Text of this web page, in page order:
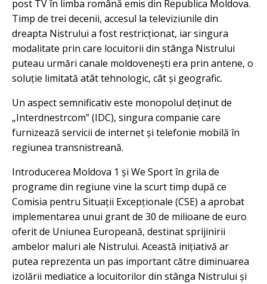
post TV în limba română emis din Republica Moldova.
Timp de trei decenii, accesul la televiziunile din
dreapta Nistrului a fost restricționat, iar singura
modalitate prin care locuitorii din stânga Nistrului
puteau urmări canale moldovenești era prin antene, o
soluție limitată atât tehnologic, cât și geografic.
Un aspect semnificativ este monopolul deținut de
„Interdnestrcom” (IDC), singura companie care
furnizează servicii de internet și telefonie mobilă în
regiunea transnistreană.
Introducerea Moldova 1 și We Sport în grila de
programe din regiune vine la scurt timp după ce
Comisia pentru Situații Excepționale (CSE) a aprobat
implementarea unui grant de 30 de milioane de euro
oferit de Uniunea Europeană, destinat sprijinirii
ambelor maluri ale Nistrului. Această inițiativă ar
putea reprezenta un pas important către diminuarea
izolării mediatice a locuitorilor din stânga Nistrului și